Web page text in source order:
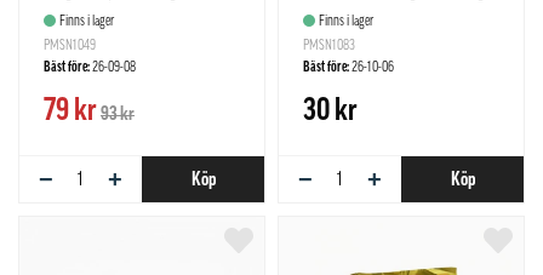
KinaFinns i lager
PMSN1049
Bäst före:26-09-08
79 kr93 kr
− + Köp
KinaFinns i lager
PMSN1083
Bäst före:26-10-06
30 kr
− + Köp